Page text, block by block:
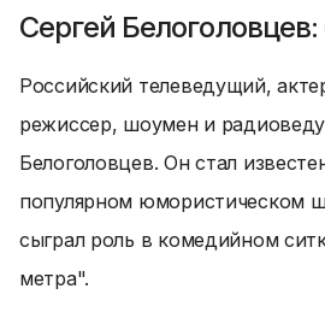
Сергей
Российский телеведущий,
режиссер, шоумен и
Белоголовцев. Он стал
популярном юмористическом
сыграл роль в комедийном
метра".